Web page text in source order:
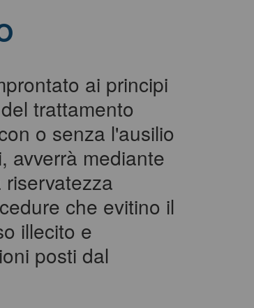
ai principi
trattamento
o senza l'ausilio
avverrà mediante
che evitino il
illecito e
posti dal